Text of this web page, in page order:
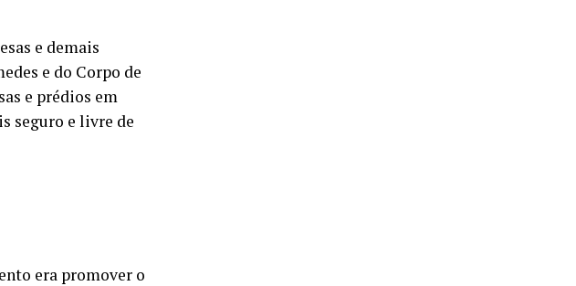
e demais
e do Corpo de
e prédios em
seguro e livre de
era promover o